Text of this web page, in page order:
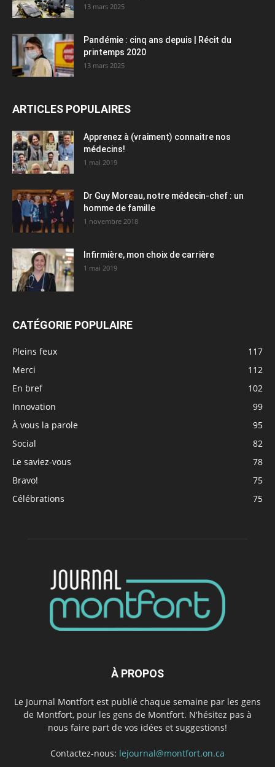
13 mars 2025
Pandémie : cinq ans depuis | Récit du
printemps 2020
13 mars 2025
ARTICLES POPULAIRES
Apprenez à (vraiment) connaitre nos
médecins!
1 mai 2019
Dr Guy Moreau, notre médecin-chef : un
homme de famille
1 novembre 2018
Infirmière, mon choix de carrière
1 mai 2019
CATÉGORIE POPULAIRE
Pleins feux
117
Merci
112
En bref
102
Innovation
99
À vous la parole
95
Social
82
Le saviez-vous
78
Bravo!
75
Célébrations
75
À PROPOS
Le Journal Montfort est publié chaque semaine par les gens
de Montfort, pour les gens de Montfort. N'hésitez pas à
nous faire part de vos idées et suggestions!
Contactez-nous: lejournal@montfort.on.ca